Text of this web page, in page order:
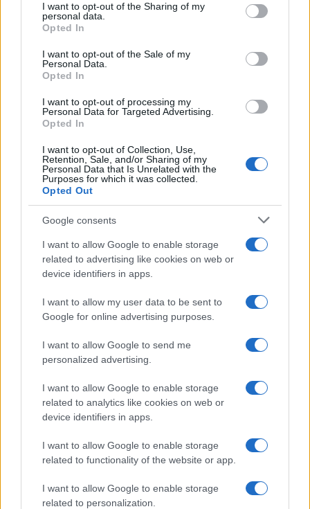
not limited to your visit or usage behaviour. You may click to
grant or deny consent to Google and its third-party tags to
use your data for below specified purposes in below Google
consent section.
I want to opt-out of the Sharing of my
personal data.
Opted In
I want to opt-out of the Sale of my
Personal Data.
Opted In
I want to opt-out of processing my
Personal Data for Targeted Advertising.
Opted In
I want to opt-out of Collection, Use,
Retention, Sale, and/or Sharing of my
Personal Data that Is Unrelated with the
Purposes for which it was collected.
Opted Out
Google consents
I want to allow Google to enable storage
related to advertising like cookies on web or
device identifiers in apps.
I want to allow my user data to be sent to
Google for online advertising purposes.
I want to allow Google to send me
personalized advertising.
I want to allow Google to enable storage
related to analytics like cookies on web or
device identifiers in apps.
I want to allow Google to enable storage
related to functionality of the website or app.
I want to allow Google to enable storage
related to personalization.
F
a
ce
o
o
k
T
w
it
te
r
Pi
n
te
re
st
h
A
p
h
re
NOTIZIE RECENTI
“Sul filo del discorso”: sold out ad Olbia per il
reading su Atzeni
La Maddalena, festa per i 30 anni del Diving
center di Tegge
Esce di strada con l’auto ad Arzachena: ferito il
conducente
Turiste si perdono a Tavolara: salvate dai vigili
del fuoco
Meteo Olbia 6 agosto, migliora il tempo in
Gallura
Incidente Olbia, poliziotto in vacanza salva 6
persone: due bimbi tra i feriti